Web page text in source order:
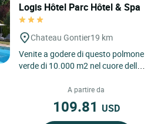
Logis Hôtel Parc Hôtel & Spa
Chateau Gontier19 km
Venite a godere di questo polmone
verde di 10.000 m2 nel cuore della
relax dopo il...A partire da
109.81 USD